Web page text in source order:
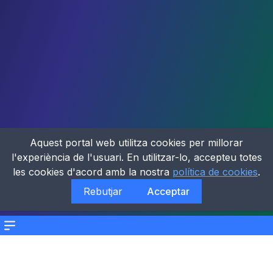
Menu
Aquest portal web utilitza cookies per millorar
l'experiència de l'usuari. En utilitzar-lo, accepteu totes
les cookies d'acord amb la nostra política de cookies.
Rebutjar
Acceptar